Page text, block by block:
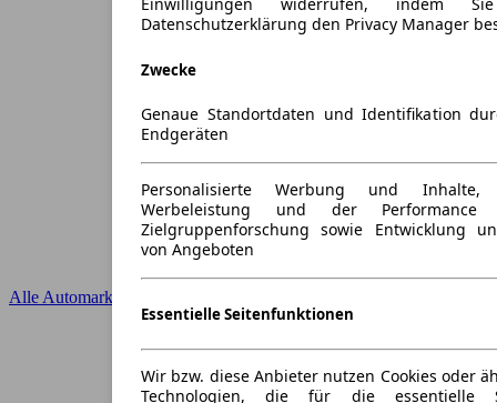
Alle Automarken
Einwilligungen widerrufen, indem
Datenschutzerklärung den Privacy Manager
Zwecke
Genaue Standortdaten und Identifikation
Endgeräten
Personalisierte Werbung und Inhalte,
Werbeleistung und der
Zielgruppenforschung sowie Entwicklung
von Angeboten
Essentielle Seitenfunktionen
Wir bzw. diese Anbieter nutzen Cookies oder
Technologien, die für die essentielle